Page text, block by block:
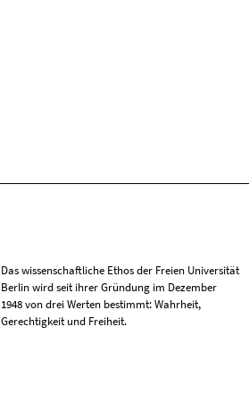
Das wissenschaftliche Ethos der Freien Universität
Berlin wird seit ihrer Gründung im Dezember
1948 von drei Werten bestimmt: Wahrheit,
Gerechtigkeit und Freiheit.